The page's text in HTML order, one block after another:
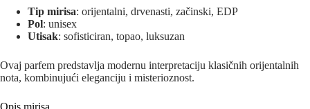
Tip mirisa: orijentalni, drvenasti, začinski, EDP
Pol: unisex
Utisak: sofisticiran, topao, luksuzan
Ovaj parfem predstavlja modernu interpretaciju klasičnih orijentalnih
nota, kombinujući eleganciju i misterioznost.